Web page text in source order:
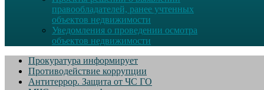
правообладателей, ранее учтенных
объектов недвижимости
Уведомления о проведении осмотра
объектов недвижимости
Прокуратура информирует
Противодействие коррупции
Антитеррор. Защита от ЧС ГО